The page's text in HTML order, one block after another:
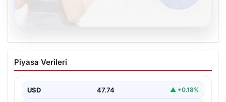
Kelebek sohbet platformu İle Sanal
İletişimin Güvenli Adresi Ve Muhabbet
Sanal dünyasında bireylerin güvenli bir biçimde iletişim
Piyasa Verileri
USD 47.74 ▲ +0.18%